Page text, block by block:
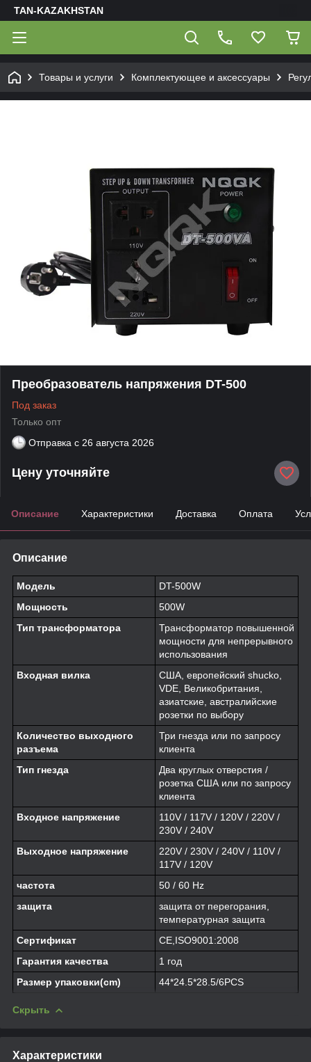
TAN-KAZAKHSTAN
Товары и услуги Комплектующее и аксессуары
Преобразователь напряжения DT-500
Под заказ
Только опт
Отправка с 26 августа 2026
Цену уточняйте
Описание Характеристики Доставка Оплата
Описание
Модель
DT-500W
Мощность
500W
Тип трансформатора
Трансформатор повышенной
мощности для непрерывного
использования
Входная вилка
США, европейский shucko,
VDE, Великобритания,
азиатские, австралийские
розетки по выбору
Количество выходного
разъема
Три гнезда или по запросу
клиента
Тип гнезда
Два круглых отверстия /
розетка США или по запросу
клиента
Входное напряжение
110V / 117V / 120V / 220V /
230V / 240V
Выходное напряжение
220V / 230V / 240V / 110V /
117V / 120V
частота
50 / 60 Hz
защита
защита от перегорания,
температурная защита
Сертификат
CE,ISO9001:2008
Гарантия качества
1 год
Размер упаковки(cm)
44*24.5*28.5/6PCS
Скрыть
Характеристики